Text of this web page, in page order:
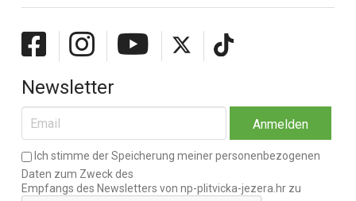
Newsletter
Ich stimme der Speicherung meiner personenbezogenen
Daten zum Zweck des
Empfangs des Newsletters von np-plitvicka-jezera.hr zu